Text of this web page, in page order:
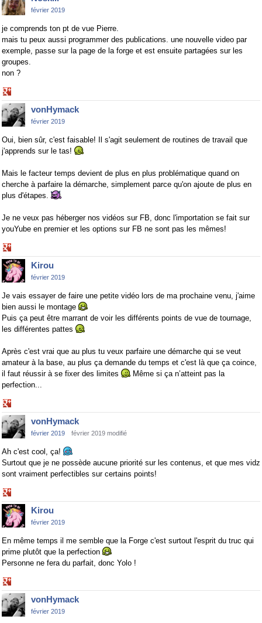
Google+
février 2019
je comprends ton pt de vue Pierre.
mais tu peux aussi programmer des publications. une nouvelle video par
exemple, passe sur la page de la forge et est ensuite partagées sur les
groupes.
non ?
on
Google+vonHymack
février 2019
Oui, bien sûr, c'est faisable! Il s'agit seulement de routines de travail que
j'apprends sur le tas!
Mais le facteur temps devient de plus en plus problématique quand on
cherche à parfaire la démarche, simplement parce qu'on ajoute de plus en
plus d'étapes.
Je ne veux pas héberger nos vidéos sur FB, donc l'importation se fait sur
youYube en premier et les options sur FB ne sont pas les mêmes!
on
Google+Kirou
février 2019
Je vais essayer de faire une petite vidéo lors de ma prochaine venu, j'aime
bien aussi le montage
Puis ça peut être marrant de voir les différents points de vue de tournage,
les différentes pattes
Après c'est vrai que au plus tu veux parfaire une démarche qui se veut
amateur à la base, au plus ça demande du temps et c'est là que ça coince,
il faut réussir à se fixer des limites
Même si ça n’atteint pas la
perfection...
on
Google+vonHymack
février 2019 février 2019 modifié
Ah c'est cool, ça!
Surtout que je ne possède aucune priorité sur les contenus, et que mes vidz
sont vraiment perfectibles sur certains points!
on
Google+Kirou
février 2019
En même temps il me semble que la Forge c'est surtout l'esprit du truc qui
prime plutôt que la perfection
Personne ne fera du parfait, donc Yolo !
on
Google+vonHymack
février 2019